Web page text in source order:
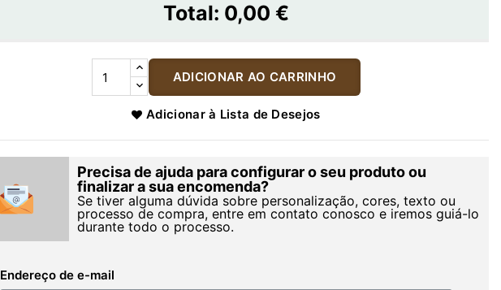
Total: 0,00 €
ADICIONAR AO CARRINHO
Adicionar à Lista de Desejos
Precisa de ajuda para configurar o seu produto ou
finalizar a sua encomenda?
Se tiver alguma dúvida sobre personalização, cores, texto ou
processo de compra, entre em contato conosco e iremos guiá-lo
durante todo o processo.
Endereço de e-mail